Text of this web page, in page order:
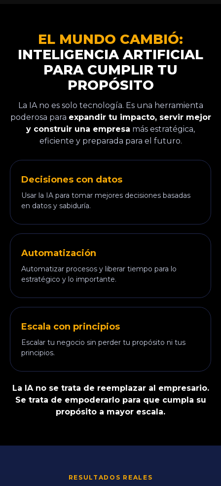
EL MUNDO CAMBIÓ:
INTELIGENCIA ARTIFICIAL
PARA CUMPLIR TU
PROPÓSITO
La IA no es solo tecnología. Es una herramienta
poderosa para expandir tu impacto, servir mejor
y construir una empresa más estratégica,
eficiente y preparada para el futuro.
Decisiones con datos
Usar la IA para tomar mejores decisiones basadas
en datos y sabiduría.
Automatización
Automatizar procesos y liberar tiempo para lo
estratégico y lo importante.
Escala con principios
Escalar tu negocio sin perder tu propósito ni tus
principios.
La IA no se trata de reemplazar al empresario.
Se trata de empoderarlo para que cumpla su
propósito a mayor escala.
RESULTADOS REALES